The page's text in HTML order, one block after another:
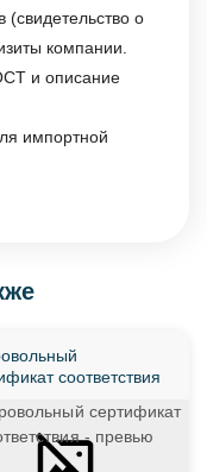
(свидетельство о
компании.
и описание
импортной
соответствия